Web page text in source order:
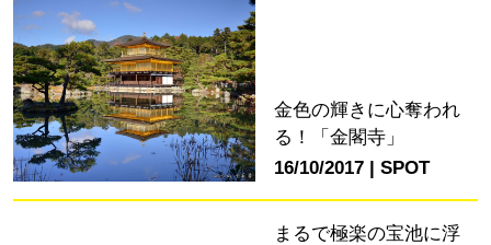
金色の輝きに心奪われ
る！「金閣寺」
16/10/2017
SPOT
まるで極楽の宝池に浮